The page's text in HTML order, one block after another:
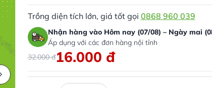
Trồng diện tích lớn, giá tốt gọi 0868 960 039
Nhận hàng vào Hôm nay (07/08) – Ngày mai
Áp dụng với các đơn hàng nội tỉnh
32.000đ16.000 đ